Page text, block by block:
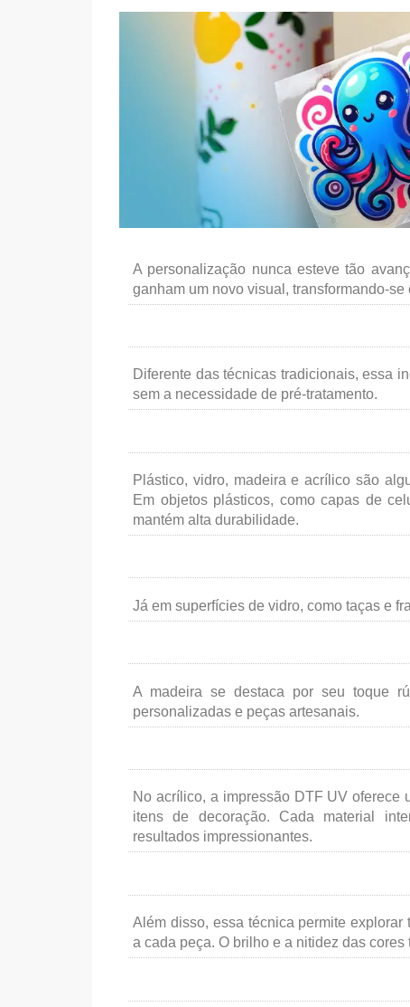
A personalização nunca esteve tão
ganham um novo visual, transformando-
Diferente das técnicas tradicionais, essa
sem a necessidade de pré-tratamento.
Plástico, vidro, madeira e acrílico são
Em objetos plásticos, como capas de
mantém alta durabilidade.
Já em superfícies de vidro, como taças e
A madeira se destaca por seu toque
personalizadas e peças artesanais.
No acrílico, a impressão DTF UV oferece
itens de decoração. Cada material
resultados impressionantes.
Além disso, essa técnica permite
a cada peça. O brilho e a nitidez das